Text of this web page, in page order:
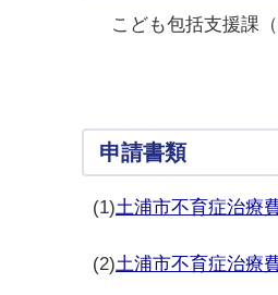
こども包括支援課（
申請書類
(1)土浦市不育症治療
(2)土浦市不育症治療